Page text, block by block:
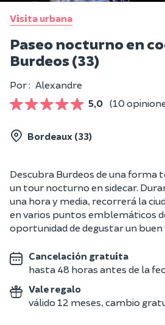
Visita urbana
Paseo nocturno en
Burdeos (33)
Por : Alexandre
5,0 (10
Bordeaux (33)
Descubra Burdeos de una forma
un tour nocturno en sidecar.
una hora y media, recorrerá la
en varios puntos emblemáticos
oportunidad de degustar un buen
Cancelación gratuita
hasta 48 horas antes de la
Vale regalo
válido 12 meses, cambio